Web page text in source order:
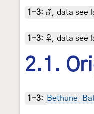
1-3: ♂, data see
1-3: ♀, data see
2.1.
1-3: Bethune-